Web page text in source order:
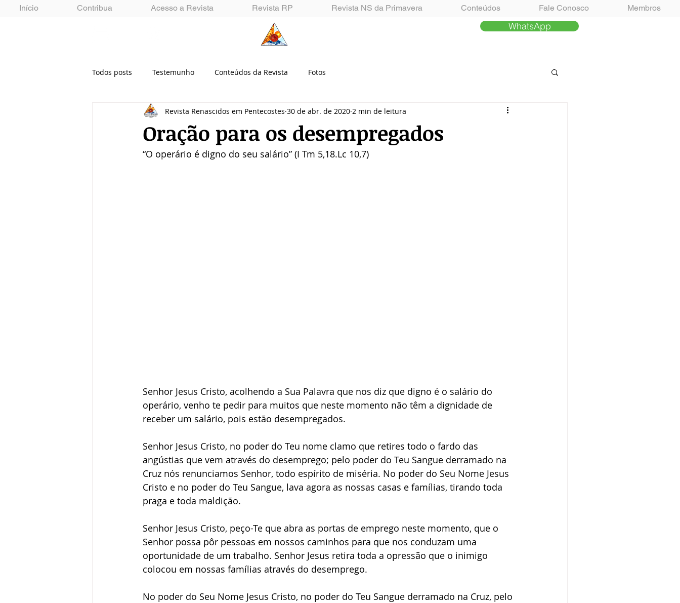
Início Contribua Acesso a Revista Revista RP Revista NS da Primavera Conteúdos Fale Conosco Membros
WhatsApp
Todos posts Testemunho Conteúdos da Revista Fotos
Oração para os desempregados
Revista Renascidos em Pentecostes 30 de abr. de 2020 2 min de leitura
“O operário é digno do seu salário” (I Tm 5,18.Lc 10,7)
Senhor Jesus Cristo, acolhendo a Sua Palavra que nos diz que digno é o salário do
operário, venho te pedir para muitos que neste momento não têm a dignidade de
receber um salário, pois estão desempregados.
Senhor Jesus Cristo, no poder do Teu nome clamo que retires todo o fardo das
angústias que vem através do desemprego; pelo poder do Teu Sangue derramado na
Cruz nós renunciamos Senhor, todo espírito de miséria. No poder do Seu Nome Jesus
Cristo e no poder do Teu Sangue, lava agora as nossas casas e famílias, tirando toda
praga e toda maldição.
Senhor Jesus Cristo, peço-Te que abra as portas de emprego neste momento, que o
Senhor possa pôr pessoas em nossos caminhos para que nos conduzam uma
oportunidade de um trabalho. Senhor Jesus retira toda a opressão que o inimigo
colocou em nossas famílias através do desemprego.
No poder do Seu Nome Jesus Cristo, no poder do Teu Sangue derramado na Cruz, pelo